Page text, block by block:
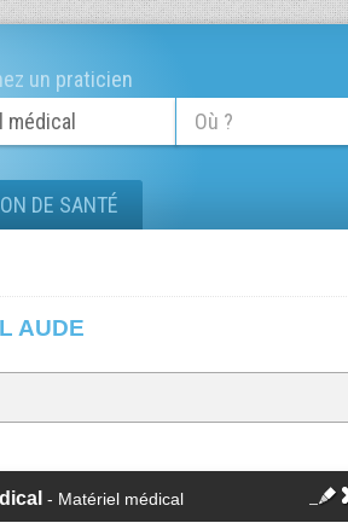
un praticien
DE SANTÉ
AUDE
- Matériel médical